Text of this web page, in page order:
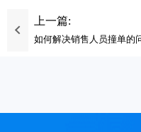
上一篇:
如何解决销售人员撞单的